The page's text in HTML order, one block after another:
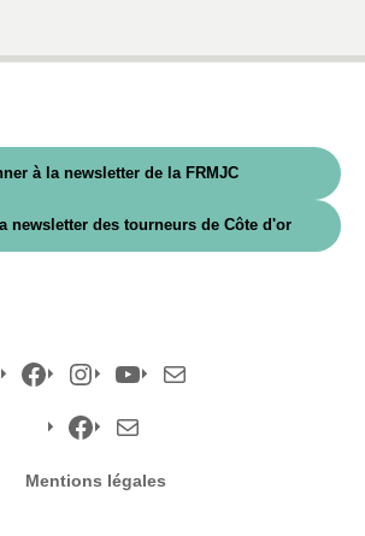
à la newsletter de la FRMJC
newsletter des tourneurs de Côte d'or
Facebook
Facebook
mail
Mentions légales